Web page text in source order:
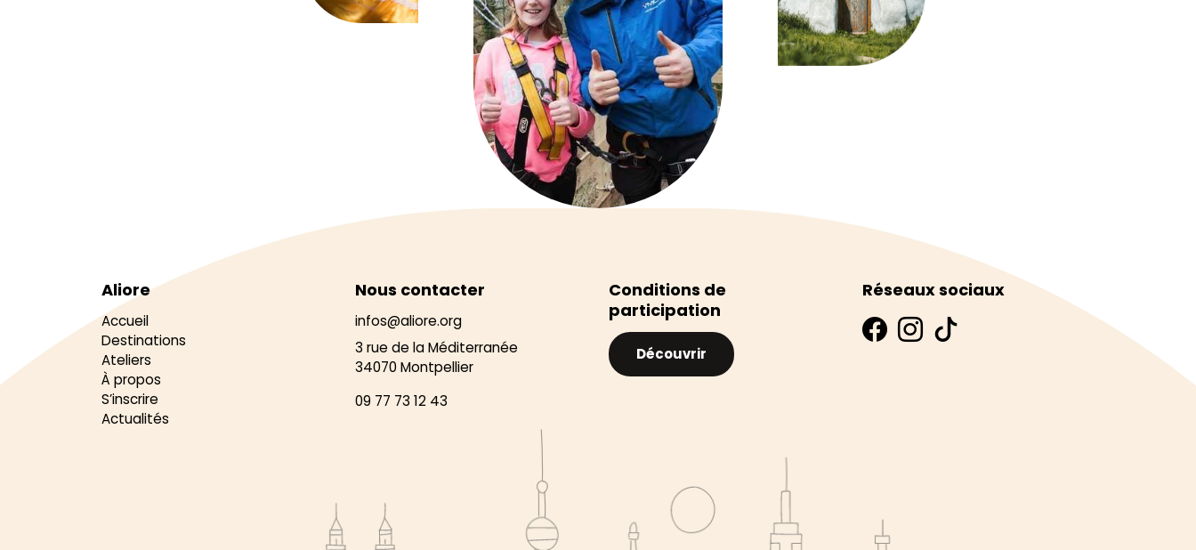
Aliore
Accueil
Destinations
Ateliers
À propos
S’inscrire
Actualités
Nous contacter
infos@aliore.org
3 rue de la Méditerranée
34070 Montpellier
09 77 73 12 43
Conditions de
participation
Découvrir
Réseaux sociaux